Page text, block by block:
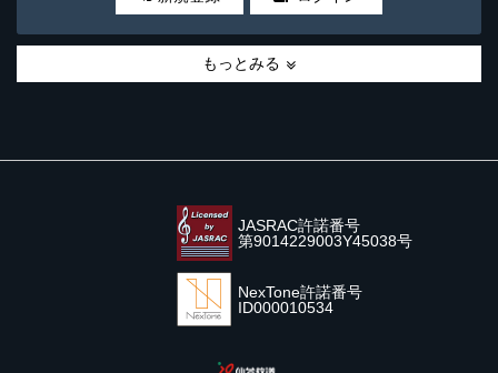
もっとみる
JASRAC許諾番号
第9014229003Y45038号
NexTone許諾番号
ID000010534